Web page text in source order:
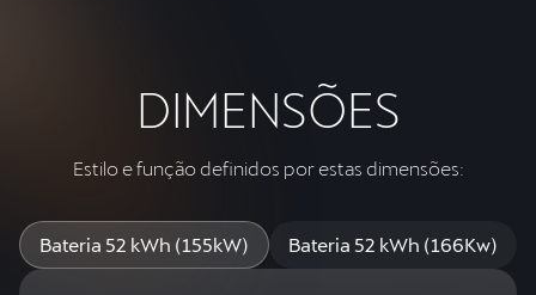
DIMENSÕES
Estilo e função definidos por estas dimensões:
Bateria 52 kWh (155kW) Bateria 52 kWh (166Kw)